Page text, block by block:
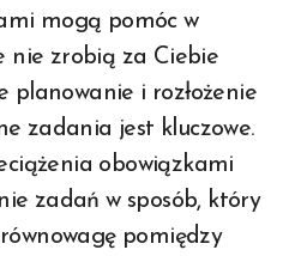
mogą pomóc w
nie zrobią za Ciebie
planowanie i rozłożenie
zadania jest kluczowe.
obowiązkami
zadań w sposób, który
pomiędzy